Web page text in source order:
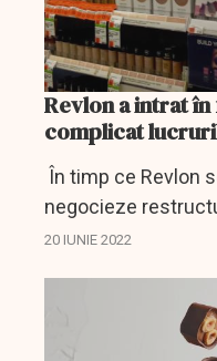
Revlon a intrat
complicat
În timp ce Revlon
negocieze
faliment
20 IUNIE 2022